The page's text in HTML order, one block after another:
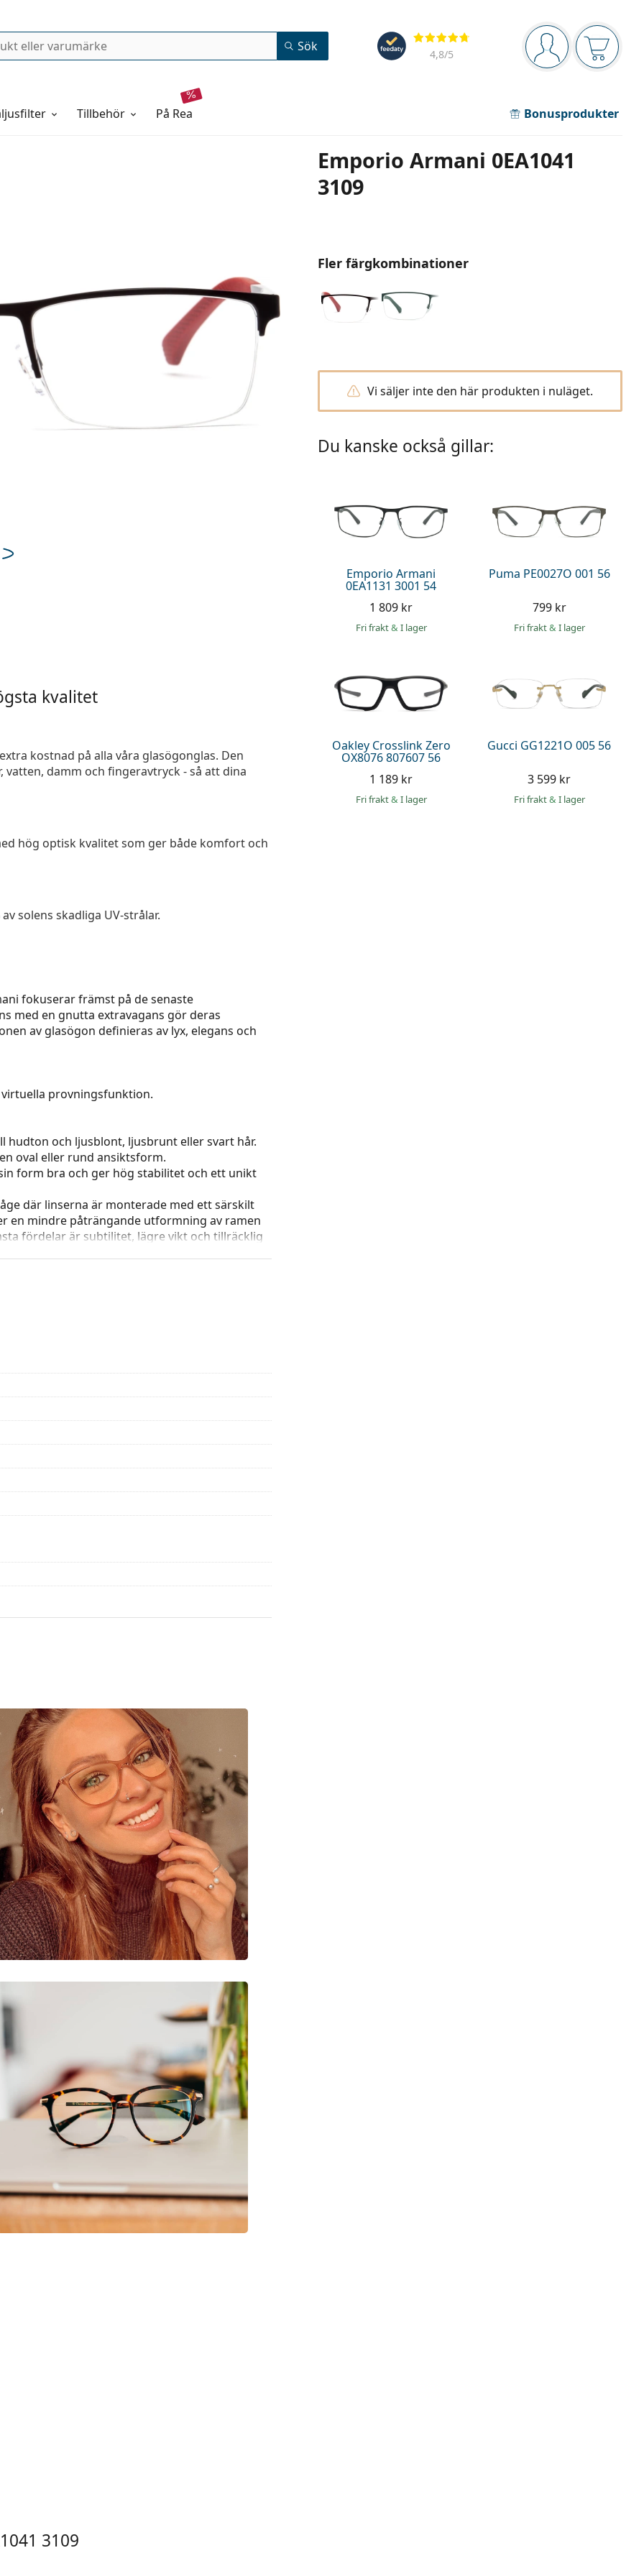
Navigeringsmeny
Du är inloggad
Recensioner
4,8/5
Sök
Tillbehör på rea Bonusprodukter
Emporio Armani 0EA1041
3109
Fler färgkombinationer
Vi säljer inte den här produkten i nuläget.
Du kanske också gillar:
Emporio Armani
0EA1131 3001 54
1 809 kr
Fri frakt& I lager
Puma PE0027O 001 56
799 kr
Fri frakt& I lager
Oakley Crosslink Zero
OX8076 807607 56
1 189 kr
Fri frakt& I lager
Gucci GG1221O 005 56
3 599 kr
Fri frakt& I lager
kvalitet
kostnad på alla våra glasögonglas. Den
damm och fingeravtryck - så att dina
hög optisk kvalitet som ger både komfort och
solens skadliga UV-strålar.
fokuserar främst på de senaste
med en gnutta extravagans gör deras
av glasögon definieras av lyx, elegans och
provningsfunktion.
hudton och ljusblont, ljusbrunt eller svart hår.
oval eller rund ansiktsform.
form bra och ger hög stabilitet och ett unikt
där linserna är monterade med ett särskilt
en mindre påträngande utformning av ramen
fördelar är subtilitet, lägre vikt och tillräcklig
positionen och passformen på dina
på mer än 90°, vilket ger högre komfort.
färg och utformning kan variera.
skötsel av glasögon. Observera att vissa
eller kolla in vårglasögonguideom du
före användning
3109